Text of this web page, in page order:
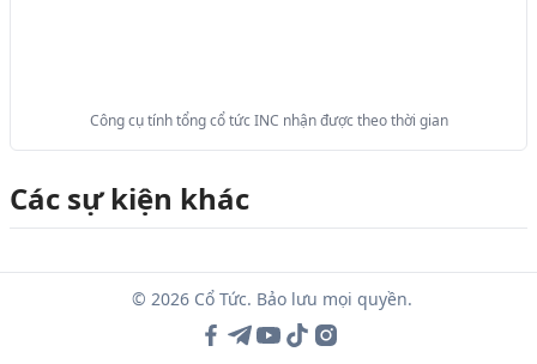
Công cụ tính tổng cổ tức INC nhận được theo thời gian
Các sự kiện khác
© 2026 Cổ Tức. Bảo lưu mọi quyền.